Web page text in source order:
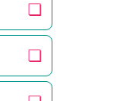
❏
❏